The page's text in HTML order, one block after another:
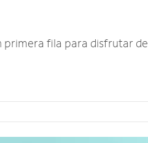
fila para disfrutar